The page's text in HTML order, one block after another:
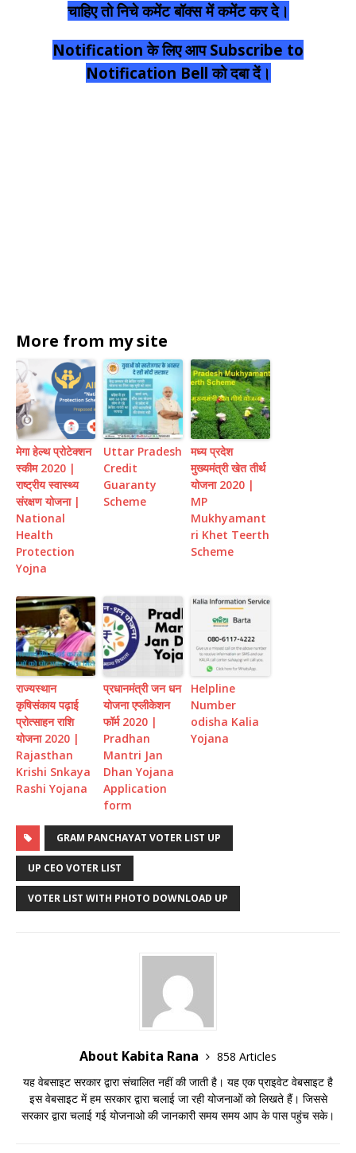
चाहिए तो निचे कमेंट बॉक्स में कमेंट कर दे।
Notification के लिए आप Subscribe to
Notification Bell को दबा दें।
More from my site
मेगा हेल्थ प्रोटेक्शन
स्कीम 2020 |
राष्ट्रीय स्वास्थ्य
संरक्षण योजना |
National
Health
Protection
Yojna
Uttar Pradesh
Credit
Guaranty
Scheme
मध्य प्रदेश
मुख्यमंत्री खेत तीर्थ
योजना 2020 |
MP
Mukhyamant
ri Khet Teerth
Scheme
राज्यस्थान
कृषिसंकाय पढ़ाई
प्रोत्साहन राशि
योजना 2020 |
Rajasthan
Krishi Snkaya
Rashi Yojana
प्रधानमंत्री जन धन
योजना एप्लीकेशन
फॉर्म 2020 |
Pradhan
Mantri Jan
Dhan Yojana
Application
form
Helpline
Number
odisha Kalia
Yojana
GRAM PANCHAYAT VOTER LIST UP
UP CEO VOTER LIST
VOTER LIST WITH PHOTO DOWNLOAD UP
About Kabita Rana
858 Articles
यह वेबसाइट सरकार द्वारा संचालित नहीं की जाती है। यह एक प्राइवेट वेबसाइट है
इस वेबसाइट में हम सरकार द्वारा चलाई जा रही योजनाओं को लिखते हैं। जिससे
सरकार द्वारा चलाई गई योजनाओ की जानकारी समय समय आप के पास पहुंच सके।